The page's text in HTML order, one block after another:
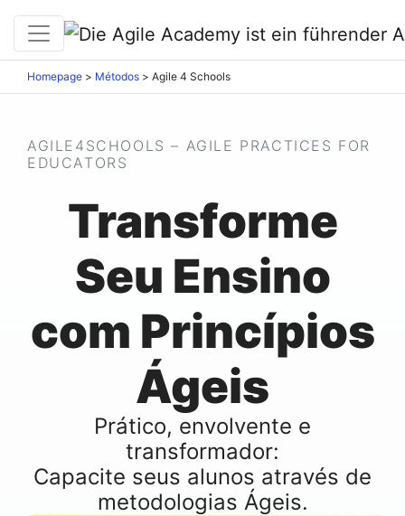
Homepage > Métodos > Agile 4 Schools
AGILE4SCHOOLS – AGILE PRACTICES FOR
EDUCATORS
Transforme
Seu Ensino
com Princípios
Ágeis
Prático, envolvente e
transformador:
Capacite seus alunos através de
metodologias Ágeis.